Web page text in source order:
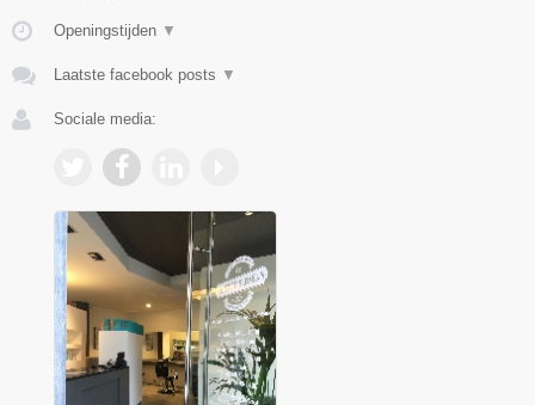
Openingstijden ▼
Laatste facebook posts ▼
Sociale media: